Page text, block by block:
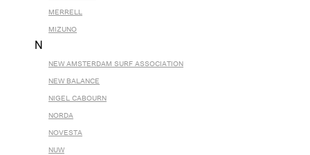
MERRELL
MIZUNO
N
NEW AMSTERDAM SURF ASSOCIATION
NEW BALANCE
NIGEL CABOURN
NORDA
NOVESTA
NUW